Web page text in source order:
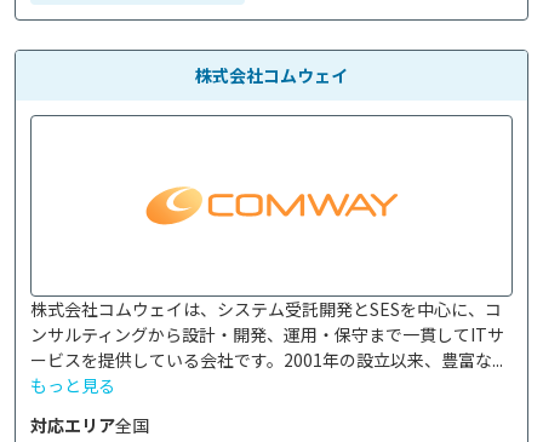
株式会社コムウェイ
株式会社コムウェイは、システム受託開発とSESを中心に、コ
ンサルティングから設計・開発、運用・保守まで一貫してITサ
ービスを提供している会社です。2001年の設立以来、豊富な...
もっと見る
対応エリア全国